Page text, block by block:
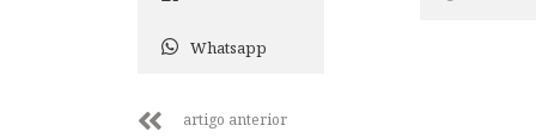
Whatsapp
artigo anterior